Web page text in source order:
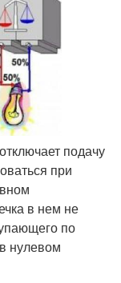
подачу
при
в нем не
по
нулевом